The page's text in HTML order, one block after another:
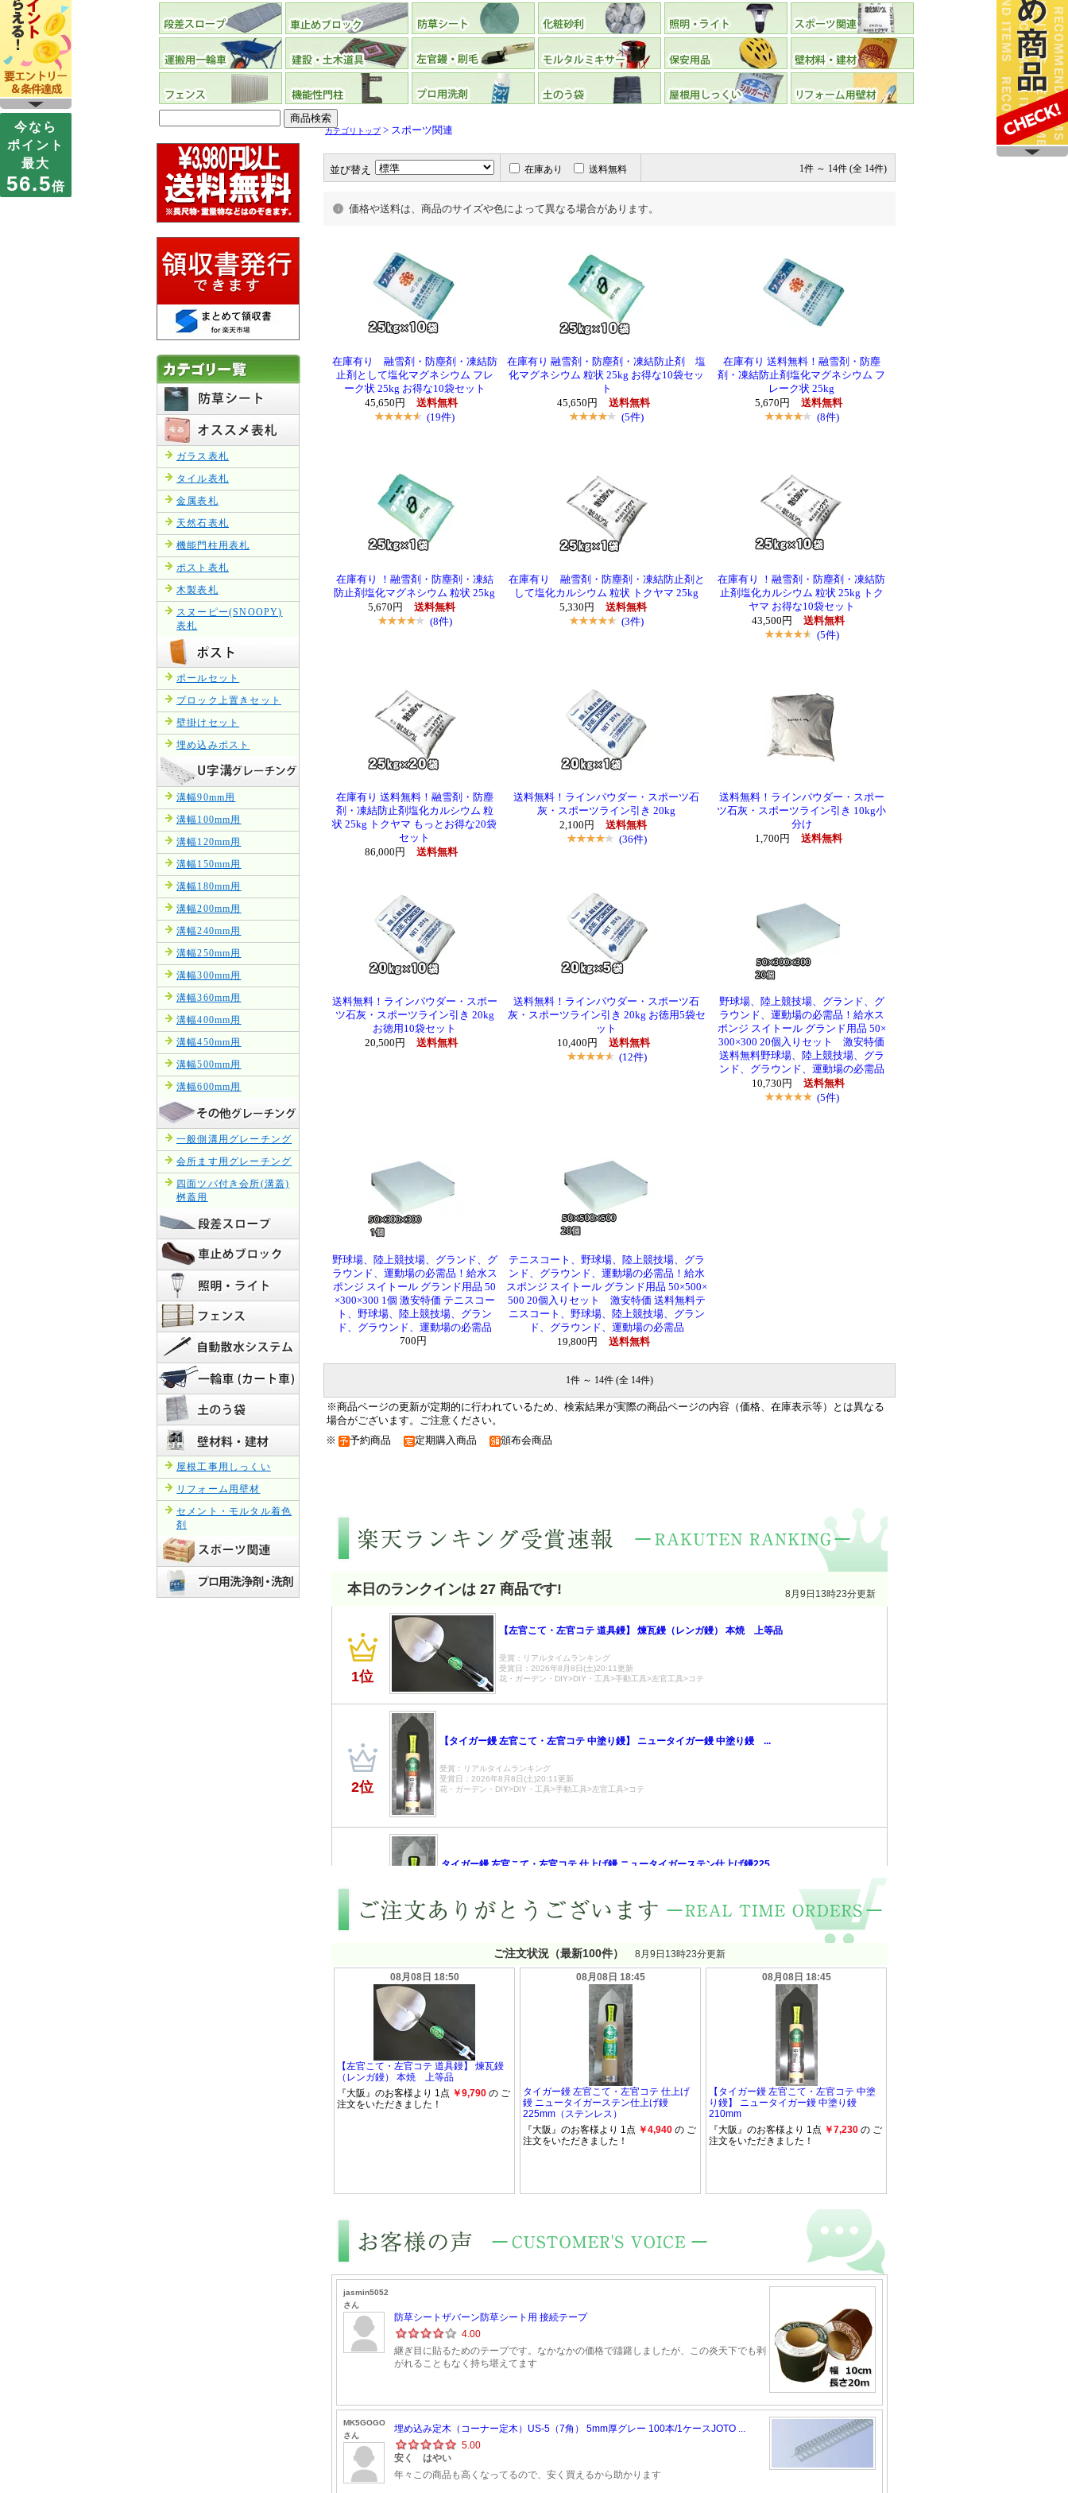
ガラス表札
タイル表札
金属表札
天然石表札
機能門柱用表札
ポスト表札
木製表札
スヌーピー(SNOOPY)
表札
ポールセット
ブロック上置きセット
壁掛けセット
埋め込みポスト
溝幅90mm用
溝幅100mm用
溝幅120mm用
溝幅150mm用
溝幅180mm用
溝幅200mm用
溝幅240mm用
溝幅250mm用
溝幅300mm用
溝幅360mm用
溝幅400mm用
溝幅450mm用
溝幅500mm用
溝幅600mm用
一般側溝用グレーチング
会所ます用グレーチング
四面ツバ付き会所(溝蓋)
桝蓋用
屋根工事用しっくい
リフォーム用壁材
セメント・モルタル着色
剤
カテゴリトップ> スポーツ関連
並び替え 在庫あり 送料無料 1件 ～ 14件 (全 14件)
価格や送料は、商品のサイズや色によって異なる場合があります。
在庫有り 融雪剤・防塵剤・凍結防
止剤として塩化マグネシウム フレ
ーク状 25kg お得な10袋セット
45,650円
送料無料
(19件)
在庫有り 融雪剤・防塵剤・凍結防止剤 塩
化マグネシウム 粒状 25kg お得な10袋セッ
ト
45,650円
送料無料
(5件)
在庫有り 送料無料！融雪剤・防塵
剤・凍結防止剤塩化マグネシウム フ
レーク状 25kg
5,670円
送料無料
(8件)
在庫有り ！融雪剤・防塵剤・凍結
防止剤塩化マグネシウム 粒状 25kg
5,670円
送料無料
(8件)
在庫有り 融雪剤・防塵剤・凍結防止剤と
して塩化カルシウム 粒状 トクヤマ 25kg
5,330円
送料無料
(3件)
在庫有り ！融雪剤・防塵剤・凍結防
止剤塩化カルシウム 粒状 25kg トク
ヤマ お得な10袋セット
43,500円
送料無料
(5件)
在庫有り 送料無料！融雪剤・防塵
剤・凍結防止剤塩化カルシウム 粒
状 25kg トクヤマ もっとお得な20袋
セット
86,000円
送料無料
送料無料！ラインパウダー・スポーツ石
灰・スポーツライン引き 20kg
2,100円
送料無料
(36件)
送料無料！ラインパウダー・スポー
ツ石灰・スポーツライン引き 10kg小
分け
1,700円
送料無料
送料無料！ラインパウダー・スポー
ツ石灰・スポーツライン引き 20kg
お徳用10袋セット
20,500円
送料無料
送料無料！ラインパウダー・スポーツ石
灰・スポーツライン引き 20kg お徳用5袋セ
ット
10,400円
送料無料
(12件)
野球場、陸上競技場、グランド、グ
ラウンド、運動場の必需品！給水ス
ポンジ スイトール グランド用品 50×
300×300 20個入りセット 激安特価
送料無料野球場、陸上競技場、グラ
ンド、グラウンド、運動場の必需品
10,730円
送料無料
(5件)
野球場、陸上競技場、グランド、グ
ラウンド、運動場の必需品！給水ス
ポンジ スイトール グランド用品 50
×300×300 1個 激安特価 テニスコー
ト、野球場、陸上競技場、グラン
ド、グラウンド、運動場の必需品
700円
テニスコート、野球場、陸上競技場、グラ
ンド、グラウンド、運動場の必需品！給水
スポンジ スイトール グランド用品 50×500×
500 20個入りセット 激安特価 送料無料テ
ニスコート、野球場、陸上競技場、グラン
ド、グラウンド、運動場の必需品
19,800円
送料無料
1件 ～ 14件 (全 14件)
※商品ページの更新が定期的に行われているため、検索結果が実際の商品ページの内容（価格、在庫表示等）とは異なる
場合がございます。ご注意ください。
※ 予約商品 定期購入商品 頒布会商品